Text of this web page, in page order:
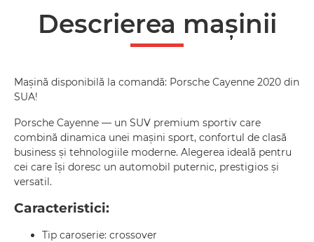
Descrierea mașinii
Mașină disponibilă la comandă: Porsche Cayenne 2020 din
SUA!
Porsche Cayenne — un SUV premium sportiv care
combină dinamica unei mașini sport, confortul de clasă
business și tehnologiile moderne. Alegerea ideală pentru
cei care își doresc un automobil puternic, prestigios și
versatil.
Caracteristici:
Tip caroserie: crossover